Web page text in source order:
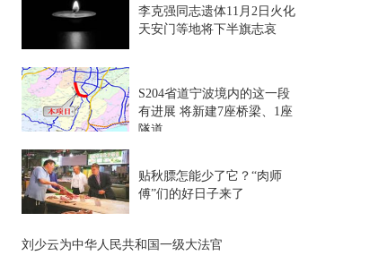
李克强同志遗体11月2日火化
天安门等地将下半旗志哀
S204省道宁波境内的这一段
有进展 将新建7座桥梁、1座
隧道
贴秋膘怎能少了它？“肉师
傅”们的好日子来了
刘少云为中华人民共和国一级大法官